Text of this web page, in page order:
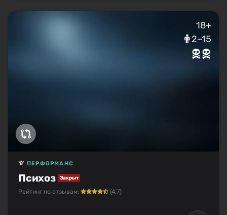
18+
2–15
Психоз Закрыт
ПЕРФОРМАНС
Рейтинг по отзывам: (4.7)